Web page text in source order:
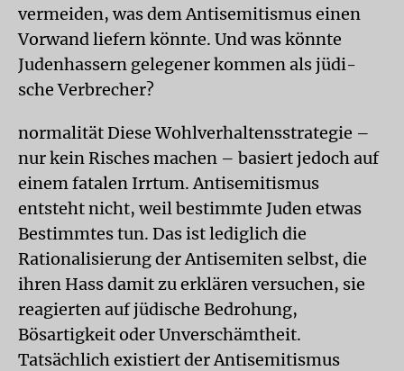
vermeiden, was dem Antisemitismus einen
Vorwand liefern könnte. Und was könnte
Judenhassern gelegener kommen als jüdi-
sche Verbrecher?
normalität Diese Wohlverhaltensstrategie –
nur kein Risches machen – basiert jedoch auf
einem fatalen Irrtum. Antisemitismus
entsteht nicht, weil bestimmte Juden etwas
Bestimmtes tun. Das ist lediglich die
Rationalisierung der Antisemiten selbst, die
ihren Hass damit zu erklären versuchen, sie
reagierten auf jüdische Bedrohung,
Bösartigkeit oder Unverschämtheit.
Tatsächlich existiert der Antisemitismus